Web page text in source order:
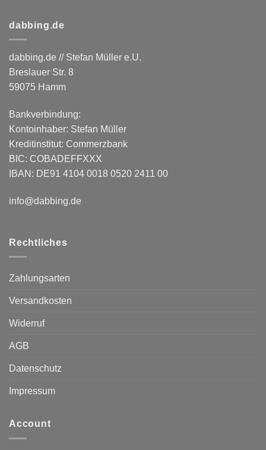
dabbing.de
dabbing.de // Stefan Müller e.U.
Breslauer Str. 8
59075 Hamm
Bankverbindung:
Kontoinhaber: Stefan Müller
Kreditinstitut: Commerzbank
BIC: COBADEFFXXX
IBAN: DE91 4104 0018 0520 2411 00
info@dabbing.de
Rechtliches
Zahlungsarten
Versandkosten
Widerruf
AGB
Datenschutz
Impressum
Account